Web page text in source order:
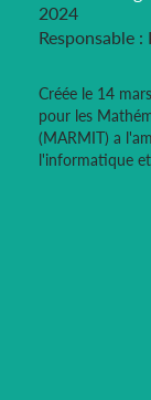
2024
Responsable
Créée le 14
pour les
(MARMIT) a
l'informatique et